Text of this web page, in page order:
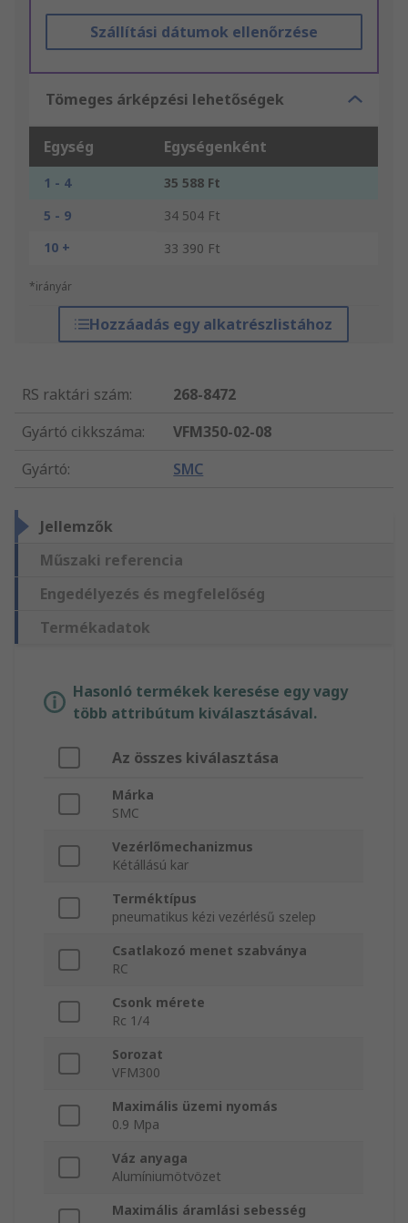
Szállítási dátumok ellenőrzése
Tömeges árképzési lehetőségek
Egység Egységenként
1 - 4
35 588 Ft
5 - 9
34 504 Ft
10 +
33 390 Ft
*irányár
Hozzáadás egy alkatrészlistához
RS raktári szám:
268-8472
Gyártó cikkszáma:
VFM350-02-08
Gyártó: SMC
Jellemzők
Műszaki referencia
Engedélyezés és megfelelőség
Termékadatok
Hasonló termékek keresése egy vagy
több attribútum kiválasztásával.
Az összes kiválasztása
Márka
SMC
Vezérlőmechanizmus
Kétállású kar
Terméktípus
pneumatikus kézi vezérlésű szelep
Csatlakozó menet szabványa
RC
Csonk mérete
Rc 1/4
Sorozat
VFM300
Maximális üzemi nyomás
0.9 Mpa
Váz anyaga
Alumíniumötvözet
Maximális áramlási sebesség